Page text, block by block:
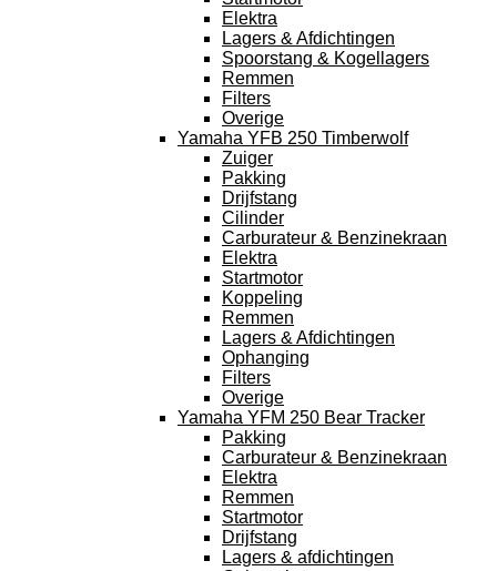
Elektra
Lagers & Afdichtingen
Spoorstang & Kogellagers
Remmen
Filters
Overige
Yamaha YFB 250 Timberwolf
Zuiger
Pakking
Drijfstang
Cilinder
Carburateur & Benzinekraan
Elektra
Startmotor
Koppeling
Remmen
Lagers & Afdichtingen
Ophanging
Filters
Overige
Yamaha YFM 250 Bear Tracker
Pakking
Carburateur & Benzinekraan
Elektra
Remmen
Startmotor
Drijfstang
Lagers & afdichtingen